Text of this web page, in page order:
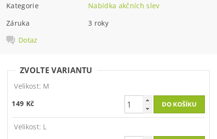
Kategorie
Nabídka akčních slev
Záruka
3 roky
Dotaz
ZVOLTE VARIANTU
Velikost: M
149 Kč
Velikost: L